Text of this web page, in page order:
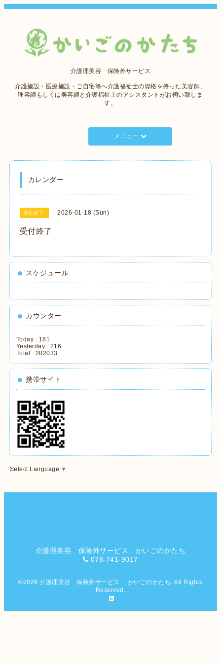
介護理美容 保険外サービス
介護施設・医療施設・ご自宅等へ介護福祉士の資格を持った美容師、
理容師もしくは美容師と介護福祉士のアシスタントがお伺い致しま
す。
メニュー
カレンダー
受付終了 2026-01-18 (Sun)
受付終了
スケジュール
カウンター
Today : 181
Yesterday : 216
Total : 202033
携帯サイト
Select Language ▼
介護理美容 保険外サービス かいごのかたち
078-741-9017
©2026介護理美容 保険外サービス かいごのかたち . All Rights
Reserved.